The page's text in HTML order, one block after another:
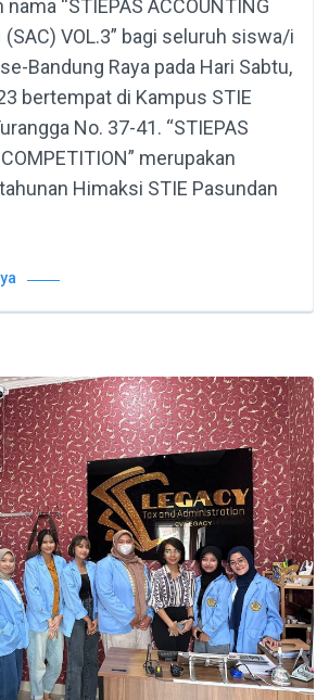
“STIEPAS ACCOUNTING
(SAC) VOL.3” bagi seluruh siswa/i
Bandung Raya pada Hari Sabtu,
bertempat di Kampus STIE
No. 37-41. “STIEPAS
merupakan
Himaksi STIE Pasundan